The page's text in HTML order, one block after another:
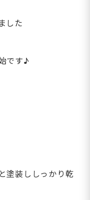
した
です♪
塗装ししっかり乾